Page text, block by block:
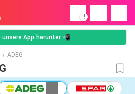
!
unsere App herunter 📲
ADEG